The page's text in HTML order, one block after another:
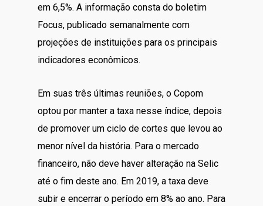
em 6,5%. A informação consta do boletim
Focus, publicado semanalmente com
projeções de instituições para os principais
indicadores econômicos.
Em suas três últimas reuniões, o Copom
optou por manter a taxa nesse índice, depois
de promover um ciclo de cortes que levou ao
menor nível da história. Para o mercado
financeiro, não deve haver alteração na Selic
até o fim deste ano. Em 2019, a taxa deve
subir e encerrar o período em 8% ao ano. Para